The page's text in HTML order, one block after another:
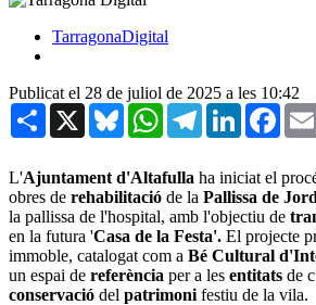
TarragonaDigital
Publicat el 28 de juliol de 2025 a les 10:42
Share X BlueskyWhatsAppTelegramLinkedIn
L'Ajuntament d'Altafulla ha iniciat el
obres de rehabilitació de la Pallissa de
la pallissa de l'hospital, amb l'objectiu de
en la futura 'Casa de la Festa'. El projecte
immoble, catalogat com a Bé Cultural
un espai de referència per a les entitats de
conservació del patrimoni festiu de la vila.